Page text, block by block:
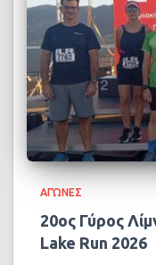
ΑΓΏΝΕΣ
20ος Γύρος
Lake Run 2026